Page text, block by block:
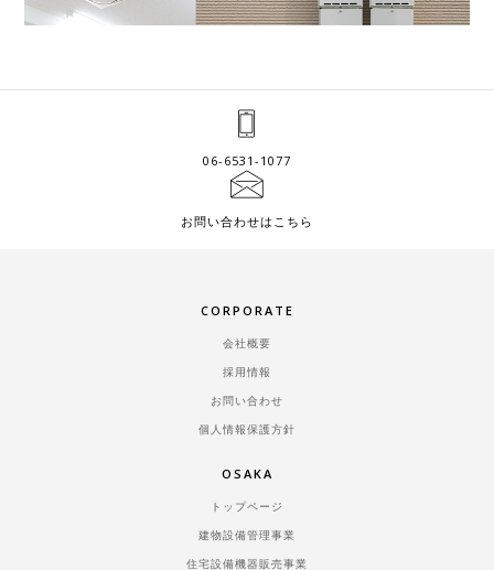
06-6531-1077
お問い合わせはこちら
CORPORATE
会社概要
採用情報
お問い合わせ
個人情報保護方針
OSAKA
トップページ
建物設備管理事業
住宅設備機器販売事業